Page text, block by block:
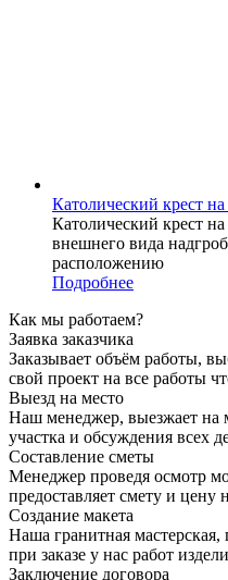
Католический крест
Католический крест
внешнего вида
расположению
Подробнее
Как мы работаем?
Заявка заказчика
Заказывает объём работы,
свой проект на все работы
Выезд на место
Наш менеджер, выезжает на
участка и обсуждения всех
Составление сметы
Менеджер проведя осмотр
предоставляет смету и цену
Создание макета
Наша гранитная мастерская,
при заказе у нас работ
Заключение договора